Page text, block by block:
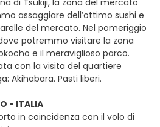
assaggiare dell’ottimo sushi e
del mercato. Nel pomeriggio
potremmo visitare la zona
e il meraviglioso parco.
con la visita del quartiere
Akihabara. Pasti liberi.
- ITALIA
in coincidenza con il volo di